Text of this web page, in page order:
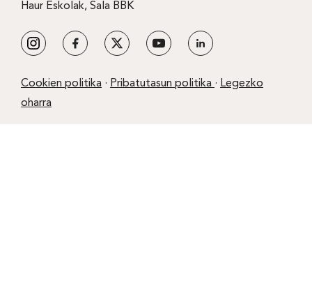
Haur Eskolak, Sala BBK
Cookien politika· Pribatutasun politika · Legezko
oharra